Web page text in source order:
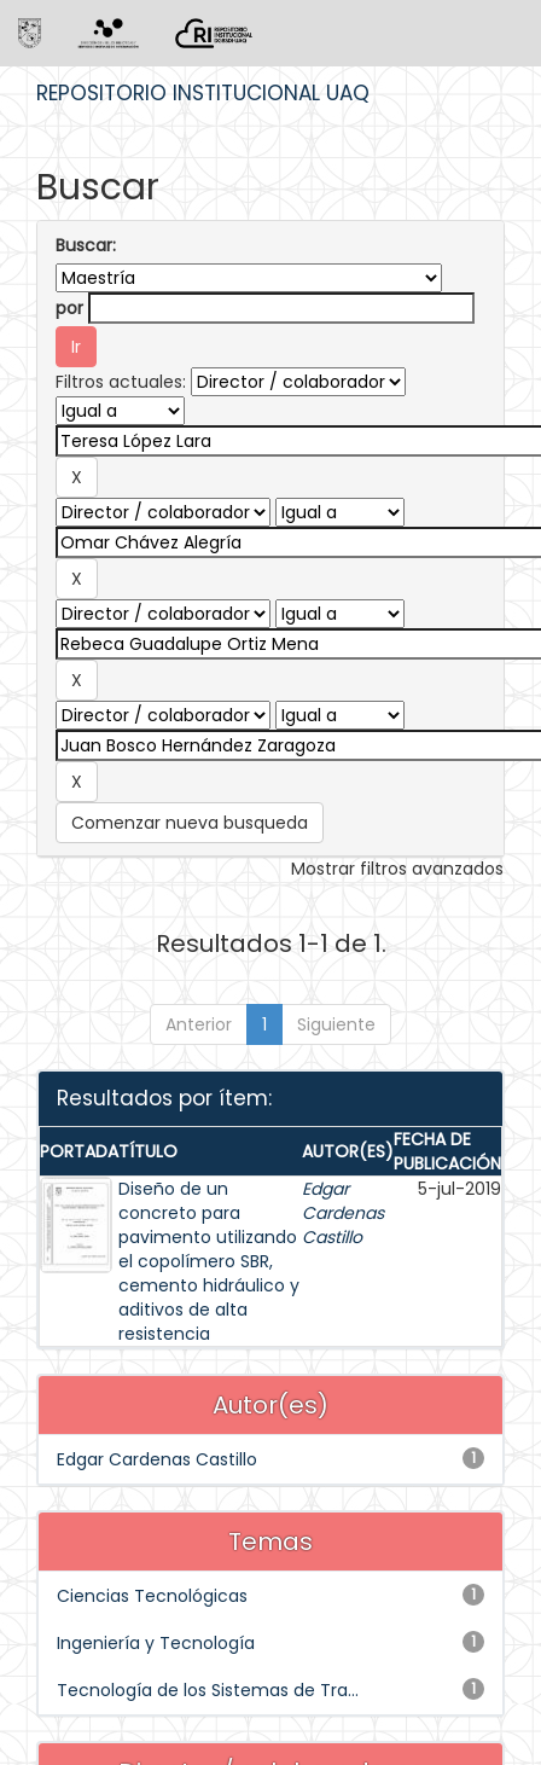
REPOSITORIO INSTITUCIONAL UAQ
Buscar
Buscar:
por
Filtros actuales:
Comenzar nueva busqueda
Mostrar filtros avanzados
Resultados 1-1 de 1.
Anterior 1 Siguiente
Resultados por ítem:
PORTADATÍTULO AUTOR(ES)FECHA DE
PUBLICACIÓN
Diseño de un
concreto para
pavimento utilizando
el copolímero SBR,
cemento hidráulico y
aditivos de alta
resistencia
Edgar
Cardenas
Castillo
5-jul-2019
Autor(es)
1
Edgar Cardenas Castillo
Temas
1
Ciencias Tecnológicas
1
Ingeniería y Tecnología
1
Tecnología de los Sistemas de Tra...